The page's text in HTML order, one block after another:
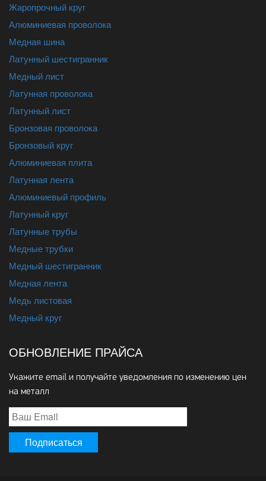
Жаропрочный круг
Алюминиевая проволока
Медная шина
Латунный шестигранник
Медный лист
Латунная проволока
Латунный лист
Бронзовая проволока
Бронзовый круг
Алюминиевая плита
Латунная лента
Алюминиевый профиль
Латунный круг
Латунные трубы
Медные трубки
Медный шестигранник
Медная лента
Медь листовая
Медный круг
ОБНОВЛЕНИЕ ПРАЙСА
Укажите email и получайте уведомления по изменению цен
на металл